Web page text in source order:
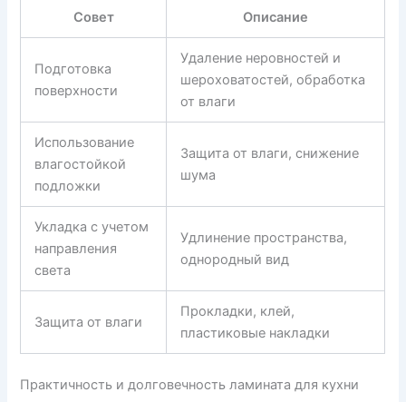
Совет Описание
Подготовка
поверхности
Удаление неровностей и
шероховатостей, обработка
от влаги
Использование
влагостойкой
подложки
Защита от влаги, снижение
шума
Укладка с учетом
направления
света
Удлинение пространства,
однородный вид
Защита от влаги
Прокладки, клей,
пластиковые накладки
Практичность и долговечность ламината для кухни